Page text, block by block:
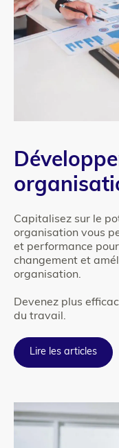
Column
1
Texte
Capitalisez sur le
organisation vous
et performance
changement et
organisation.
Devenez plus
du travail.
Lire les articles
Column
1
para_image